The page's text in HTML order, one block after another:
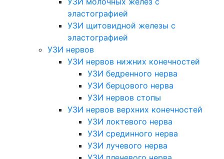
эластографией
УЗИ щитовидной железы с
эластографией
УЗИ нервов
УЗИ нервов нижних конечностей
УЗИ бедренного нерва
УЗИ берцового нерва
УЗИ нервов стопы
УЗИ нервов верхних конечностей
УЗИ локтевого нерва
УЗИ срединного нерва
УЗИ лучевого нерва